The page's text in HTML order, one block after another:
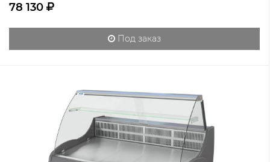
78 130
Под заказ